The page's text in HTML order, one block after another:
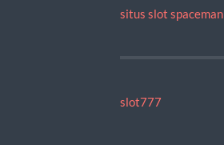
situs slot spaceman
slot777